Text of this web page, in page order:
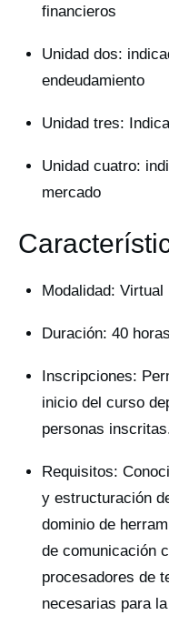
financieros
Unidad dos:
endeudamiento
Unidad tres:
Unidad cuatro:
mercado
Modalidad: Virtual
Duración: 40 horas
Inscripciones:
inicio del curso
personas
Requisitos:
y estructuración
dominio de
de comunicación
procesadores de
necesarias para